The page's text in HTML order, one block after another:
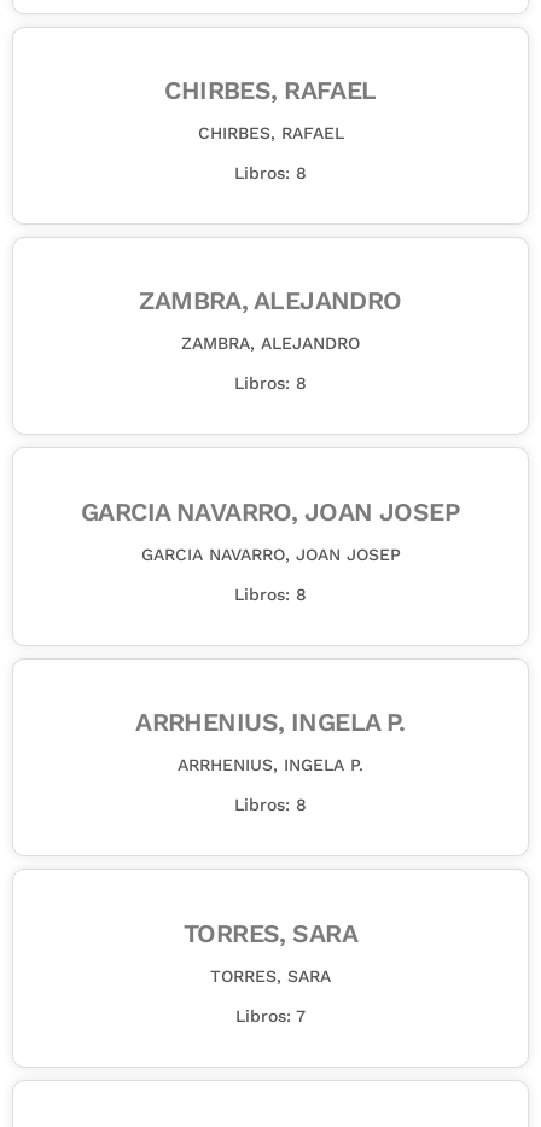
CHIRBES, RAFAEL
CHIRBES, RAFAEL
Libros: 8
ZAMBRA, ALEJANDRO
ZAMBRA, ALEJANDRO
Libros: 8
GARCIA NAVARRO, JOAN JOSEP
GARCIA NAVARRO, JOAN JOSEP
Libros: 8
ARRHENIUS, INGELA P.
ARRHENIUS, INGELA P.
Libros: 8
TORRES, SARA
TORRES, SARA
Libros: 7